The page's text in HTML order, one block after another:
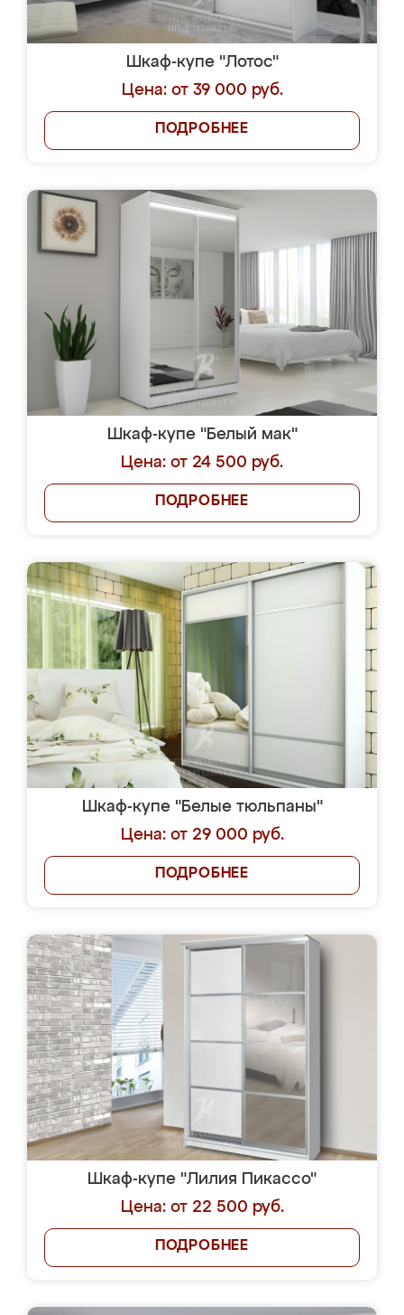
Шкаф-купе "Лотос"
Цена: от 39 000 руб.
ПОДРОБНЕЕ
Шкаф-купе "Белый мак"
Цена: от 24 500 руб.
ПОДРОБНЕЕ
Шкаф-купе "Белые тюльпаны"
Цена: от 29 000 руб.
ПОДРОБНЕЕ
Шкаф-купе "Лилия Пикассо"
Цена: от 22 500 руб.
ПОДРОБНЕЕ